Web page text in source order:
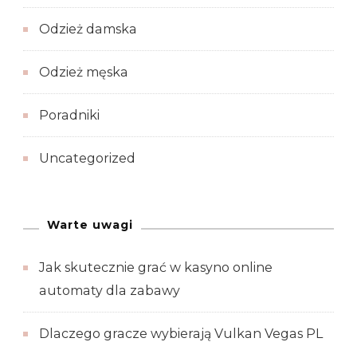
Odzież damska
Odzież męska
Poradniki
Uncategorized
Warte uwagi
Jak skutecznie grać w kasyno online
automaty dla zabawy
Dlaczego gracze wybierają Vulkan Vegas PL